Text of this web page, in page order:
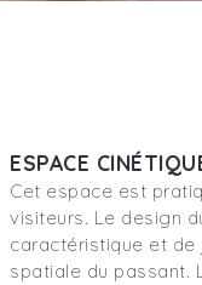
ESPACE
Cet espace est
visiteurs. Le design
caractéristique et
spatiale du passant.